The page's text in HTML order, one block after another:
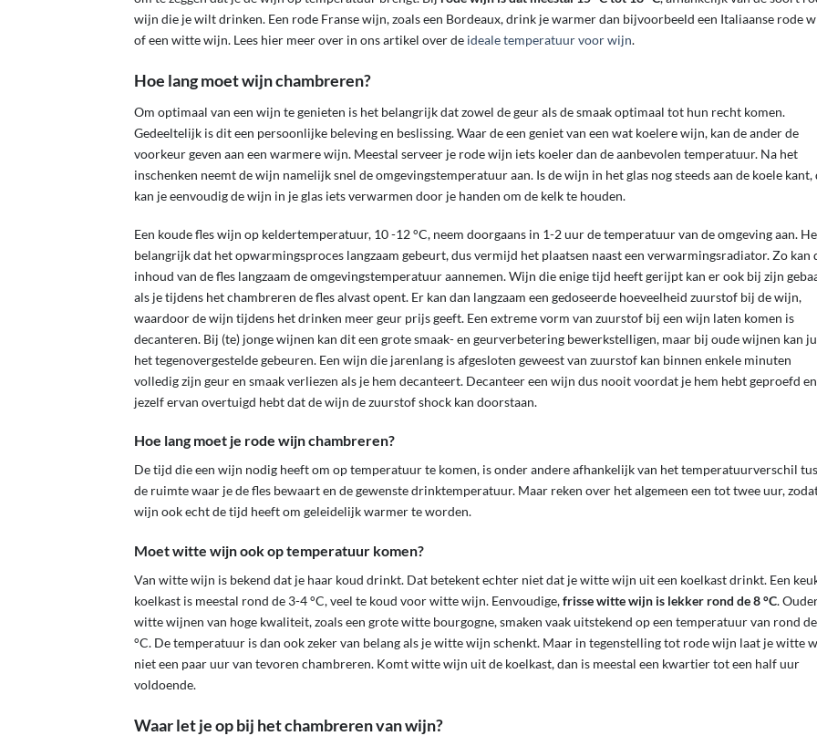
wijn die je wilt drinken. Een rode Franse wijn, zoals een Bordeaux, drink je warmer dan bijvoorbeeld een Italiaanse rode
of een witte wijn. Lees hier meer over in ons artikel over de ideale temperatuur voor wijn.
Hoe lang moet wijn chambreren?
Om optimaal van een wijn te genieten is het belangrijk dat zowel de geur als de smaak optimaal tot hun recht komen.
Gedeeltelijk is dit een persoonlijke beleving en beslissing. Waar de een geniet van een wat koelere wijn, kan de ander de
voorkeur geven aan een warmere wijn. Meestal serveer je rode wijn iets koeler dan de aanbevolen temperatuur. Na het
inschenken neemt de wijn namelijk snel de omgevingstemperatuur aan. Is de wijn in het glas nog steeds aan de koele kant,
kan je eenvoudig de wijn in je glas iets verwarmen door je handen om de kelk te houden.
Een koude fles wijn op keldertemperatuur, 10 -12 °C, neem doorgaans in 1-2 uur de temperatuur van de omgeving aan.
belangrijk dat het opwarmingsproces langzaam gebeurt, dus vermijd het plaatsen naast een verwarmingsradiator. Zo kan
inhoud van de fles langzaam de omgevingstemperatuur aannemen. Wijn die enige tijd heeft gerijpt kan er ook bij zijn
als je tijdens het chambreren de fles alvast opent. Er kan dan langzaam een gedoseerde hoeveelheid zuurstof bij de wijn,
waardoor de wijn tijdens het drinken meer geur prijs geeft. Een extreme vorm van zuurstof bij een wijn laten komen is
decanteren. Bij (te) jonge wijnen kan dit een grote smaak- en geurverbetering bewerkstelligen, maar bij oude wijnen kan
het tegenovergestelde gebeuren. Een wijn die jarenlang is afgesloten geweest van zuurstof kan binnen enkele minuten
volledig zijn geur en smaak verliezen als je hem decanteert. Decanteer een wijn dus nooit voordat je hem hebt geproefd en
jezelf ervan overtuigd hebt dat de wijn de zuurstof shock kan doorstaan.
Hoe lang moet je rode wijn chambreren?
De tijd die een wijn nodig heeft om op temperatuur te komen, is onder andere afhankelijk van het temperatuurverschil
de ruimte waar je de fles bewaart en de gewenste drinktemperatuur. Maar reken over het algemeen een tot twee uur,
wijn ook echt de tijd heeft om geleidelijk warmer te worden.
Moet witte wijn ook op temperatuur komen?
Van witte wijn is bekend dat je haar koud drinkt. Dat betekent echter niet dat je witte wijn uit een koelkast drinkt. Een
koelkast is meestal rond de 3-4 °C, veel te koud voor witte wijn. Eenvoudige,frisse witte wijn is lekker rond de 8 °C.
witte wijnen van hoge kwaliteit, zoals een grote witte bourgogne, smaken vaak uitstekend op een temperatuur van rond
°C. De temperatuur is dan ook zeker van belang als je witte wijn schenkt. Maar in tegenstelling tot rode wijn laat je witte
niet een paar uur van tevoren chambreren. Komt witte wijn uit de koelkast, dan is meestal een kwartier tot een half uur
voldoende.
Waar let je op bij het chambreren van wijn?